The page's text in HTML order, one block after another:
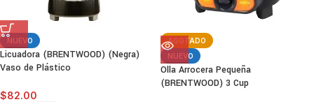
NUEVO
Licuadora (BRENTWOOD) (Negra)
Vaso de Plástico
$82.00
AGOTADO
NUEVO
Olla Arrocera Pequeña
(BRENTWOOD) 3 Cup